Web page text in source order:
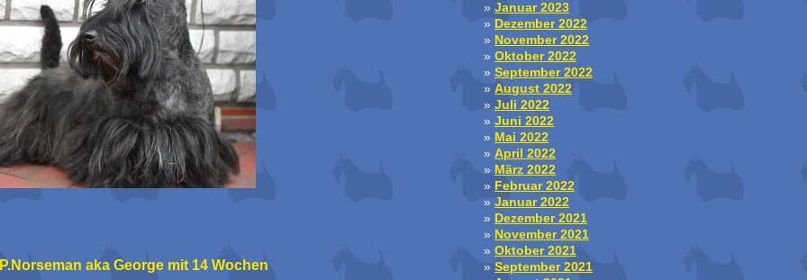
aka George mit 14 Wochen
Januar 2023
Dezember 2022
November 2022
Oktober 2022
September 2022
August 2022
Juli 2022
Juni 2022
Mai 2022
April 2022
März 2022
Februar 2022
Januar 2022
Dezember 2021
November 2021
Oktober 2021
September 2021